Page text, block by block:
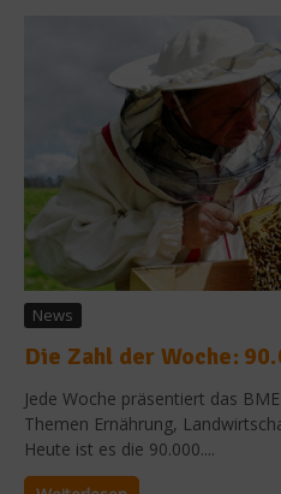
News
Die Zahl der Woche:
Jede Woche präsentiert das
Themen Ernährung,
Heute ist es die 90.000....